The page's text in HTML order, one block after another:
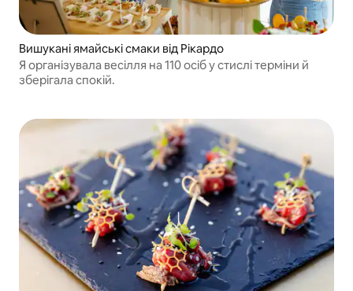
Вишукані ямайські смаки від Рікардо
Я організувала весілля на 110 осіб у стислі терміни й
зберігала спокій.